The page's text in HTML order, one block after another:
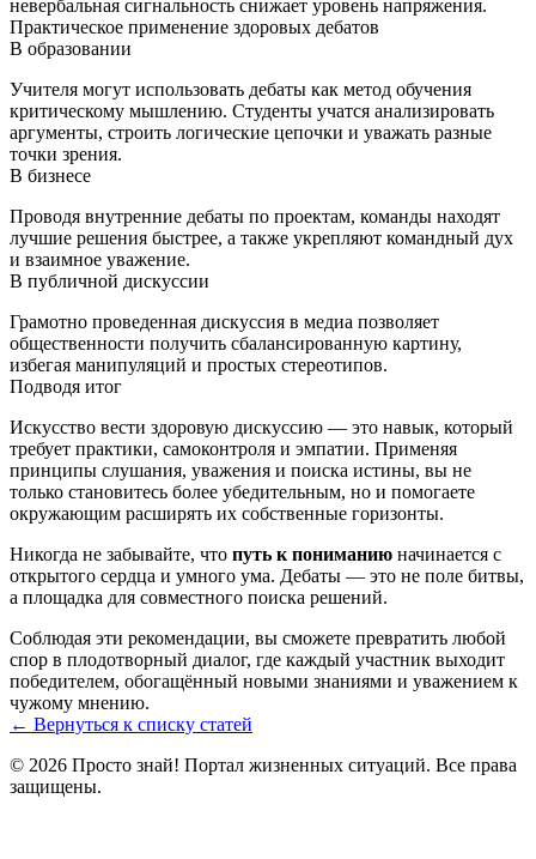
невербальная сигнальность снижает уровень напряжения.
Практическое применение здоровых дебатов
В образовании
Учителя могут использовать дебаты как метод обучения
критическому мышлению. Студенты учатся анализировать
аргументы, строить логические цепочки и уважать разные
точки зрения.
В бизнесе
Проводя внутренние дебаты по проектам, команды находят
лучшие решения быстрее, а также укрепляют командный дух
и взаимное уважение.
В публичной дискуссии
Грамотно проведенная дискуссия в медиа позволяет
общественности получить сбалансированную картину,
избегая манипуляций и простых стереотипов.
Подводя итог
Искусство вести здоровую дискуссию — это навык, который
требует практики, самоконтроля и эмпатии. Применяя
принципы слушания, уважения и поиска истины, вы не
только становитесь более убедительным, но и помогаете
окружающим расширять их собственные горизонты.
Никогда не забывайте, что путь к пониманию начинается с
открытого сердца и умного ума. Дебаты — это не поле битвы,
а площадка для совместного поиска решений.
Соблюдая эти рекомендации, вы сможете превратить любой
спор в плодотворный диалог, где каждый участник выходит
победителем, обогащённый новыми знаниями и уважением к
чужому мнению.
← Вернуться к списку статей
© 2026 Просто знай! Портал жизненных ситуаций. Все права
защищены.